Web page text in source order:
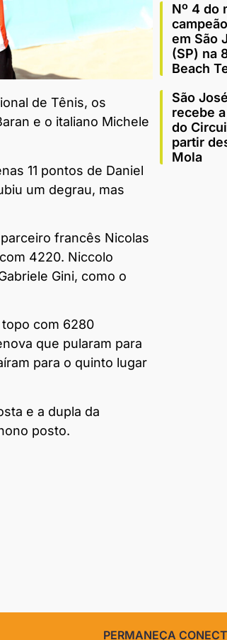
de Tênis, os
e o italiano Michele
11 pontos de Daniel
um degrau, mas
francês Nicolas
4220. Niccolo
Gini, como o
com 6280
que pularam para
para o quinto lugar
e a dupla da
posto.
Nº 4 do
em São
(SP) na
Beach
São
recebe
do
partir
Mola
PERMANEÇA